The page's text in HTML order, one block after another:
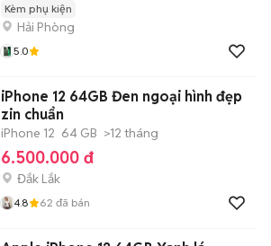
Kèm phụ kiện
Hải Phòng
5.0
iPhone 12 64GB Đen ngoại hình đẹp
zin chuẩn
iPhone 12 64 GB >12 tháng
6.500.000 đ
Đắk Lắk
4.8 62 đã bán